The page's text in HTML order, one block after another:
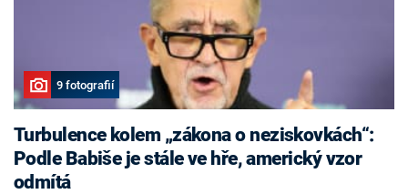
9 fotografií
Turbulence kolem „zákona o neziskovkách“:
Podle Babiše je stále ve hře, americký vzor
odmítá